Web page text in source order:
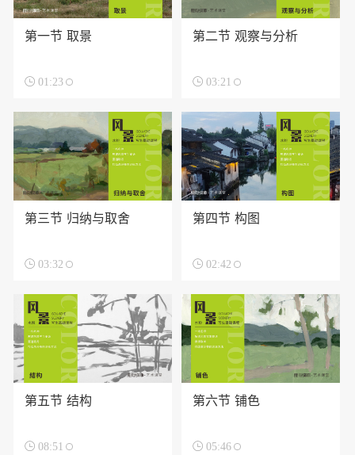
第一节 取景
 01:23
第二节 观察与分析
 03:21
第三节 归纳与取舍
 03:32
第四节 构图
 02:42
第五节 结构
 08:51
第六节 铺色
 05:46